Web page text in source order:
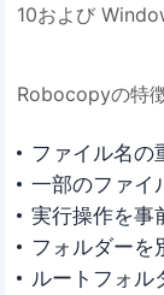
10および
Robocopyの特
ファイル名の
一部のファイ
実行操作を事
フォルダーを
ルートフォル